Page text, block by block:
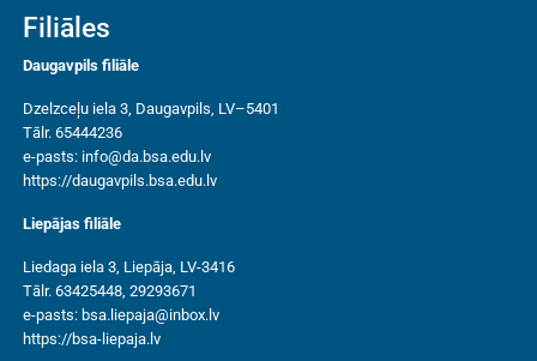
Filiāles
Daugavpils filiāle
Dzelzceļu iela 3, Daugavpils, LV–5401
Tālr. 65444236
e-pasts: info@da.bsa.edu.lv
https://daugavpils.bsa.edu.lv
Liepājas filiāle
Liedaga iela 3, Liepāja, LV-3416
Tālr. 63425448, 29293671
e-pasts: bsa.liepaja@inbox.lv
https://bsa-liepaja.lv